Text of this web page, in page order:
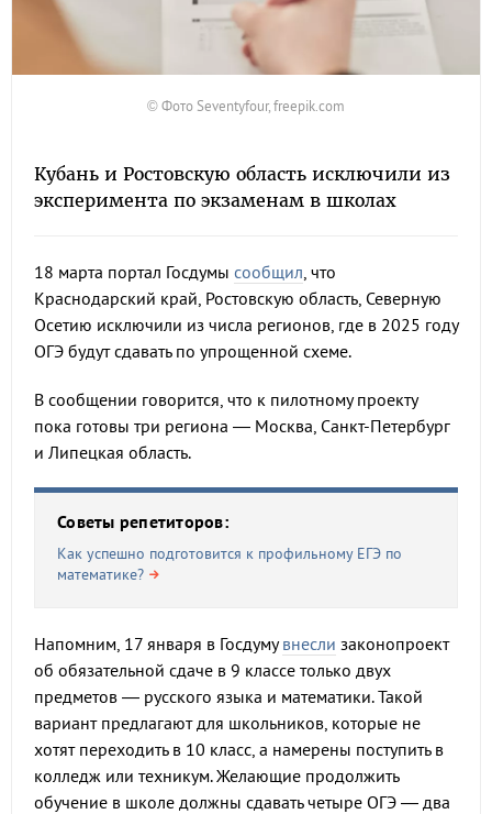
© Фото Seventyfour, freepik.com
Кубань и Ростовскую область исключили из
эксперимента по экзаменам в школах
18 марта портал Госдумы сообщил, что
Краснодарский край, Ростовскую область, Северную
Осетию исключили из числа регионов, где в 2025 году
ОГЭ будут сдавать по упрощенной схеме.
В сообщении говорится, что к пилотному проекту
пока готовы три региона — Москва, Санкт-Петербург
и Липецкая область.
Советы репетиторов:
Как успешно подготовится к профильному ЕГЭ по
математике?
Напомним, 17 января в Госдумувнесли законопроект
об обязательной сдаче в 9 классе только двух
предметов — русского языка и математики. Такой
вариант предлагают для школьников, которые не
хотят переходить в 10 класс, а намерены поступить в
колледж или техникум. Желающие продолжить
обучение в школе должны сдавать четыре ОГЭ — два